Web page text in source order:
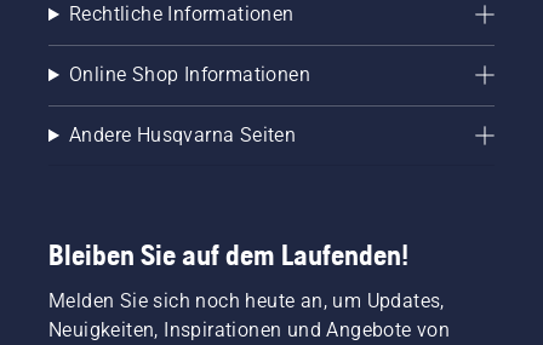
Rechtliche Informationen
Online Shop Informationen
Andere Husqvarna Seiten
Bleiben Sie auf dem Laufenden!
Melden Sie sich noch heute an, um Updates,
Neuigkeiten, Inspirationen und Angebote von